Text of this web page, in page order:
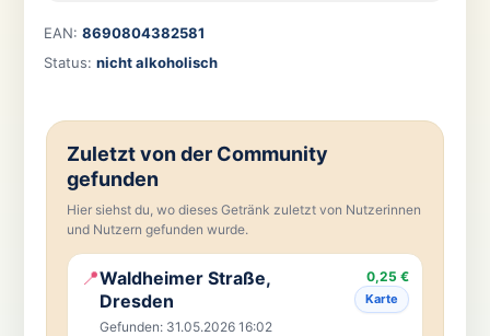
EAN: 8690804382581
Status: nicht alkoholisch
Zuletzt von der Community
gefunden
Hier siehst du, wo dieses Getränk zuletzt von Nutzerinnen
und Nutzern gefunden wurde.
📍Waldheimer Straße,
Dresden
Gefunden: 31.05.2026 16:02
0,25 €
Karte